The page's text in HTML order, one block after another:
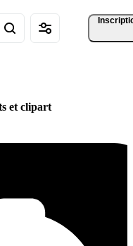
et clipart